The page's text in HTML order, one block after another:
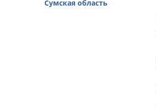
Сумская область